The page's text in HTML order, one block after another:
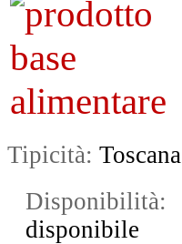
Tipicità: Toscana
Disponibilità:
disponibile